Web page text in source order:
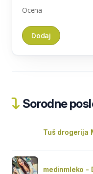
Ocena
Sorodne
Tuš drogerija
medinmleko -